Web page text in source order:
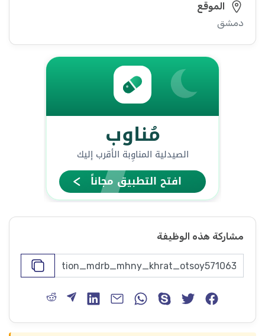
الموقع
دمشق
مشاركة هذه الوظيفة